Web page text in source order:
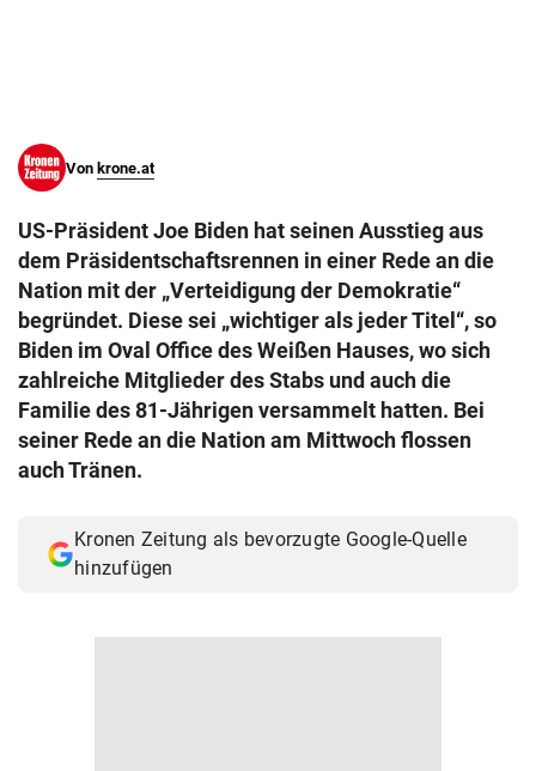
Von krone.at
US-Präsident Joe Biden hat seinen Ausstieg aus
dem Präsidentschaftsrennen in einer Rede an die
Nation mit der „Verteidigung der Demokratie“
begründet. Diese sei „wichtiger als jeder Titel“, so
Biden im Oval Office des Weißen Hauses, wo sich
zahlreiche Mitglieder des Stabs und auch die
Familie des 81-Jährigen versammelt hatten. Bei
seiner Rede an die Nation am Mittwoch flossen
auch Tränen.
Kronen Zeitung als bevorzugte Google-Quelle
hinzufügen